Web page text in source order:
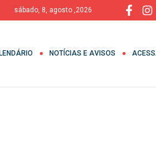
sábado, 8, agosto ,2026
NOTÍCIAS E AVISOS